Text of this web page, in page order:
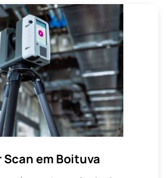
Scan em Boituva